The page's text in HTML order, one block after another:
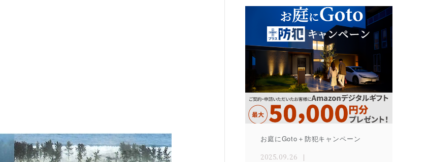
お庭にGoto＋防犯キャンペーン
2025.09.26